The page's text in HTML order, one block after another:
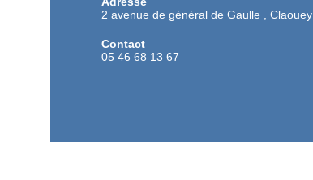
2 avenue de général de Gaulle , Claouey
Contact
05 46 68 13 67